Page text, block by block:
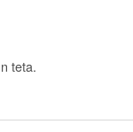
teta.